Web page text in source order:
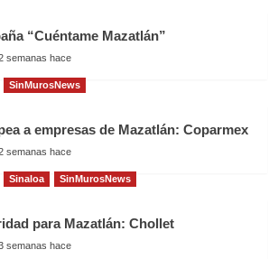
“Cuéntame Mazatlán”
semanas hace
SinMurosNews
a empresas de Mazatlán: Coparmex
semanas hace
Sinaloa SinMurosNews
para Mazatlán: Chollet
semanas hace